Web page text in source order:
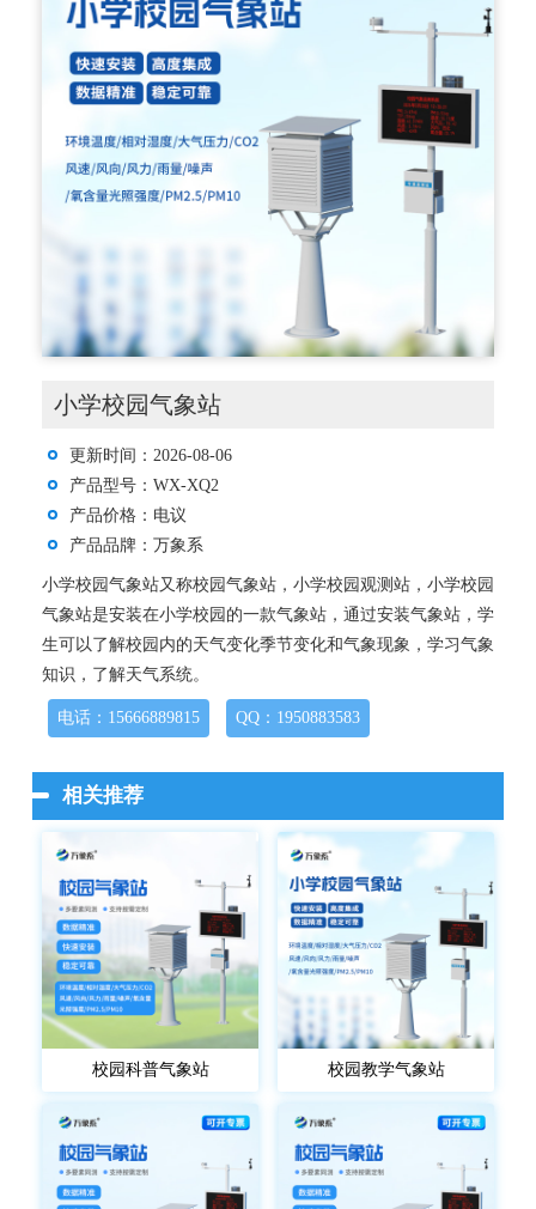
小学校园气象站
更新时间：2026-08-06
产品型号：WX-XQ2
产品价格：电议
产品品牌：万象系
小学校园气象站又称校园气象站，小学校园观测站，小学校园
气象站是安装在小学校园的一款气象站，通过安装气象站，学
生可以了解校园内的天气变化季节变化和气象现象，学习气象
知识，了解天气系统。
电话：15666889815 QQ：1950883583
相关推荐
校园科普气象站 校园教学气象站